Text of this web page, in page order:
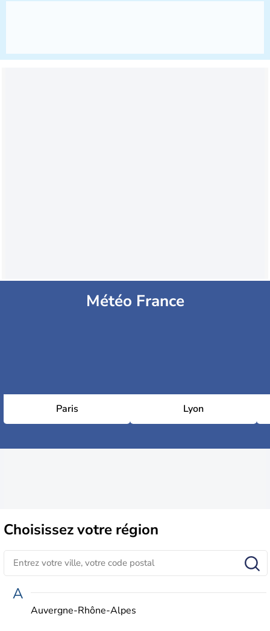
Météo France
Paris Lyon
Choisissezvotre région
A
Auvergne-Rhône-Alpes